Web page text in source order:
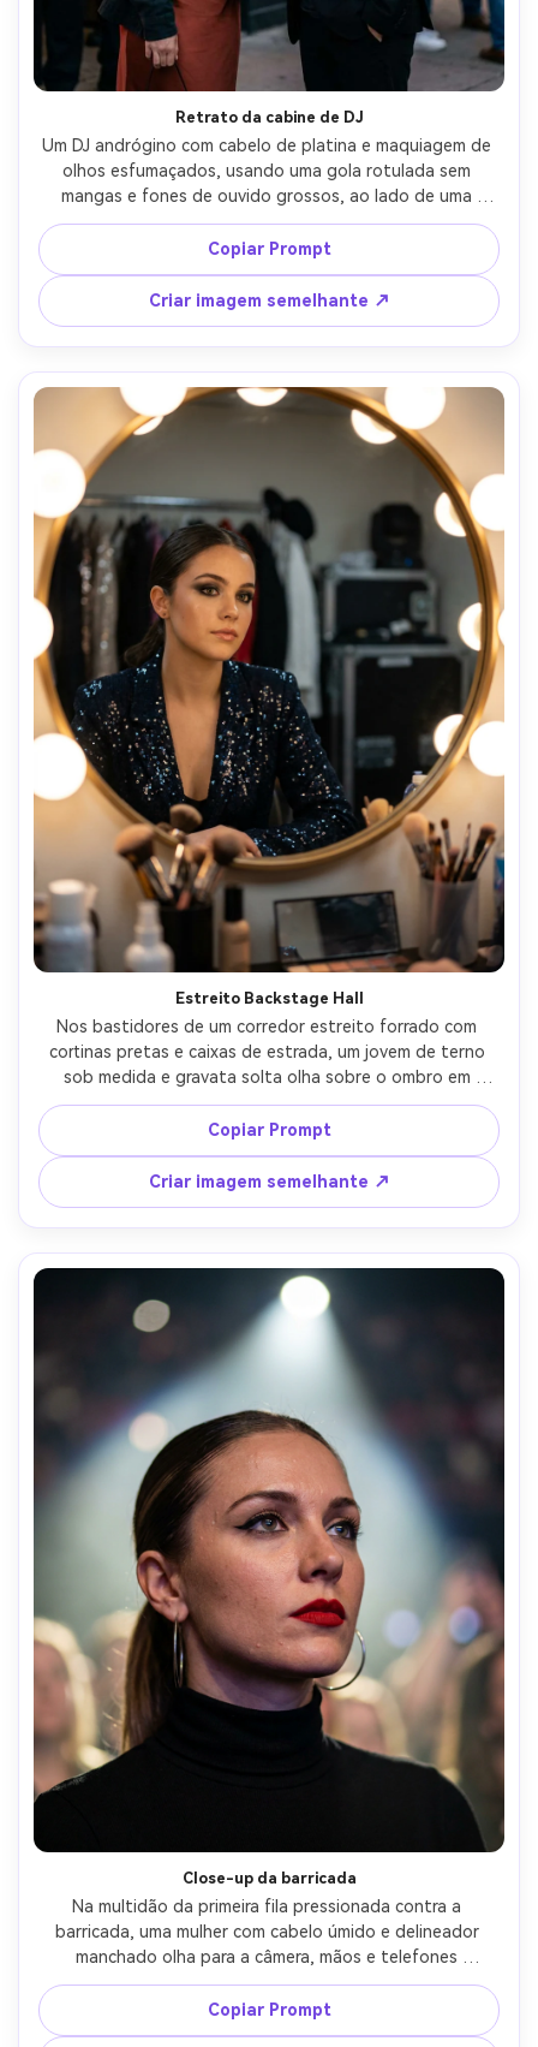
Retrato da cabine de DJ
Um DJ andrógino com cabelo de platina e maquiagem de
olhos esfumaçados, usando uma gola rotulada sem
mangas e fones de ouvido grossos, ao lado de uma
cabine de DJ com luzes misturadoras borradas, iluminação
azul profunda e roxa, Panasonic S5II, 50mm f/1.8, retrato
de três quartos, expressão confiante, destaques
brilhantes, textura detalhada da pele, qualidade editorial,
alta resolução-AR 4:5
Copiar Prompt
Criar imagem semelhante ↗
Estreito Backstage Hall
Nos bastidores de um corredor estreito forrado com
cortinas pretas e caixas de estrada, um jovem de terno
sob medida e gravata solta olha sobre o ombro em
direção à câmera, luz de janela suave de uma porta lateral
misturada com tungstênio, Leica SL2, 75mm f/2, moldura
de cintura para cima, grau de cor abafado, textura
realista, bordas nítidas, profundidade de campo rasa-AR
4:5
Copiar Prompt
Criar imagem semelhante ↗
Close-up da barricada
Na multidão da primeira fila pressionada contra a
barricada, uma mulher com cabelo úmido e delineador
manchado olha para a câmera, mãos e telefones
embaçados ao redor dela, luz de palco severa suavizada
pela névoa, Sony A7III, 85mm f/1.4, close-up apertado,
emoção intensa, poros fotorealistas, sombras naturais,
Copiar Prompt
Crie imagens com
IA sem limites.
100% grátis!
Comece Grátis →